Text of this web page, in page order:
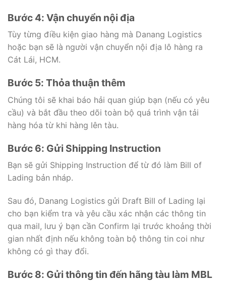
Bước 4: Vận chuyển nội địa
Tùy từng điều kiện giao hàng mà Danang Logistics
hoặc bạn sẽ là người vận chuyển nội địa lô hàng ra
Cát Lái, HCM.
Bước 5: Thỏa thuận thêm
Chúng tôi sẽ khai báo hải quan giúp bạn (nếu có yêu
cầu) và bắt đầu theo dõi toàn bộ quá trình vận tải
hàng hóa từ khi hàng lên tàu.
Bước 6: Gửi Shipping Instruction
Bạn sẽ gửi Shipping Instruction để từ đó làm Bill of
Lading bản nháp.
Sau đó, Danang Logistics gửi Draft Bill of Lading lại
cho bạn kiểm tra và yêu cầu xác nhận các thông tin
qua mail, lưu ý bạn cần Confirm lại trước khoảng thời
gian nhất định nếu không toàn bộ thông tin coi như
không có gì thay đổi.
Bước 8: Gửi thông tin đến hãng tàu làm MBL